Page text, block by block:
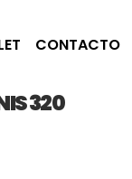
CONTACTO
320